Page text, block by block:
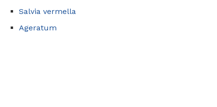
Salvia vermella
Ageratum